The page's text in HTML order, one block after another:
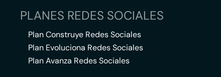
PLANES REDES SOCIALES
Plan Construye Redes Sociales
Plan Evoluciona Redes Sociales
Plan Avanza Redes Sociales